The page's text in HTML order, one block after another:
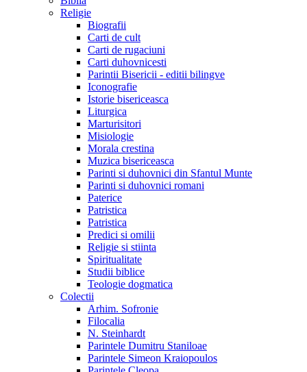
Religie
Biografii
Carti de cult
Carti de rugaciuni
Carti duhovnicesti
Parintii Bisericii - editii bilingve
Iconografie
Istorie bisericeasca
Liturgica
Marturisitori
Misiologie
Morala crestina
Muzica bisericeasca
Parinti si duhovnici din Sfantul Munte
Parinti si duhovnici romani
Paterice
Patristica
Patristica
Predici si omilii
Religie si stiinta
Spiritualitate
Studii biblice
Teologie dogmatica
Colectii
Arhim. Sofronie
Filocalia
N. Steinhardt
Parintele Dumitru Staniloae
Parintele Simeon Kraiopoulos